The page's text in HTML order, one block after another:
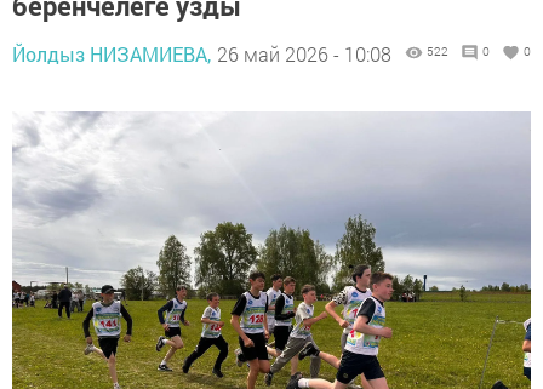
Йолдыз НИЗАМИЕВА, 26 май 2026 - 10:08 522 0 0